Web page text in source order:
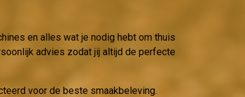
en alles wat je nodig hebt om thuis
advies zodat jij altijd de perfecte
voor de beste smaakbeleving.